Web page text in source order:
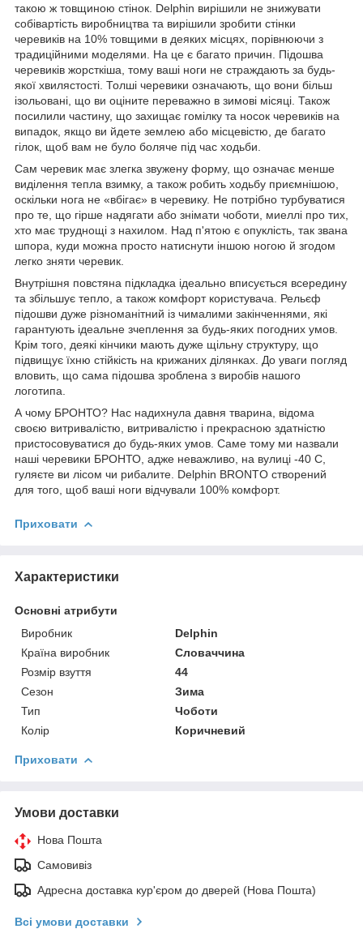
такою ж товщиною стінок. Delphin вирішили не знижувати
собівартість виробництва та вирішили зробити стінки
черевиків на 10% товщими в деяких місцях, порівнюючи з
традиційними моделями. На це є багато причин. Підошва
черевиків жорсткіша, тому ваші ноги не страждають за будь-
якої хвилястості. Толші черевики означають, що вони більш
ізольовані, що ви оціните переважно в зимові місяці. Також
посилили частину, що захищає гомілку та носок черевиків на
випадок, якщо ви йдете землею або місцевістю, де багато
гілок, щоб вам не було боляче під час ходьби.
Сам черевик має злегка звужену форму, що означає менше
виділення тепла взимку, а також робить ходьбу приємнішою,
оскільки нога не «вбігає» в черевику. Не потрібно турбуватися
про те, що гірше надягати або знімати чоботи, миеллі про тих,
хто має труднощі з нахилом. Над п'ятою є опуклість, так звана
шпора, куди можна просто натиснути іншою ногою й згодом
легко зняти черевик.
Внутрішня повстяна підкладка ідеально вписується всередину
та збільшує тепло, а також комфорт користувача. Рельєф
підошви дуже різноманітний із чималими закінченнями, які
гарантують ідеальне зчеплення за будь-яких погодних умов.
Крім того, деякі кінчики мають дуже щільну структуру, що
підвищує їхню стійкість на крижаних ділянках. До уваги погляд
вловить, що сама підошва зроблена з виробів нашого
логотипа.
А чому БРОНТО? Нас надихнула давня тварина, відома
своєю витривалістю, витривалістю і прекрасною здатністю
пристосовуватися до будь-яких умов. Саме тому ми назвали
наші черевики БРОНТО, адже неважливо, на вулиці -40 С,
гуляєте ви лісом чи рибалите. Delphin BRONTO створений
для того, щоб ваші ноги відчували 100% комфорт.
Приховати
Характеристики
Основні атрибути
Виробник
Delphin
Країна виробник
Словаччина
Розмір взуття
44
Сезон
Зима
Тип
Чоботи
Колір
Коричневий
Приховати
Умови доставки
Нова Пошта
Самовивіз
Адресна доставка кур'єром до дверей (Нова Пошта)
Всі умови доставки